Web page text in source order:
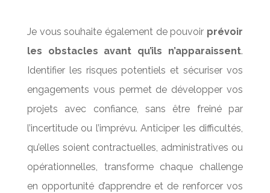
Je vous souhaite également de pouvoir prévoir
les obstacles avant qu’ils n’apparaissent.
Identifier les risques potentiels et sécuriser vos
engagements vous permet de développer vos
projets avec confiance, sans être freiné par
l’incertitude ou l’imprévu. Anticiper les difficultés,
qu’elles soient contractuelles, administratives ou
opérationnelles, transforme chaque challenge
en opportunité d’apprendre et de renforcer vos